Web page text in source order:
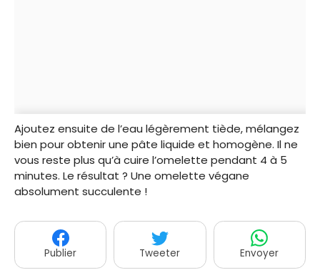
Ajoutez ensuite de l’eau légèrement tiède, mélangez
bien pour obtenir une pâte liquide et homogène. Il ne
vous reste plus qu’à cuire l’omelette pendant 4 à 5
minutes. Le résultat ? Une omelette végane
absolument succulente !
Publier Tweeter Envoyer